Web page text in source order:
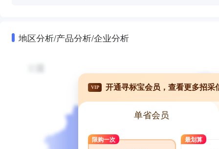
地区分析/产品分析/企业分析
VIP 开通寻标宝会员，查看更多招采
单省会员
限购一次 最划算